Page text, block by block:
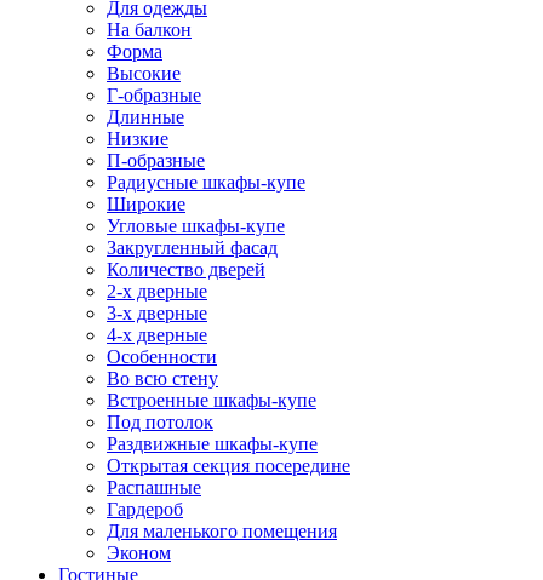
Для одежды
На балкон
Форма
Высокие
Г-образные
Длинные
Низкие
П-образные
Радиусные шкафы-купе
Широкие
Угловые шкафы-купе
Закругленный фасад
Количество дверей
2-х дверные
3-х дверные
4-х дверные
Особенности
Во всю стену
Встроенные шкафы-купе
Под потолок
Раздвижные шкафы-купе
Открытая секция посередине
Распашные
Гардероб
Для маленького помещения
Эконом
Гостиные